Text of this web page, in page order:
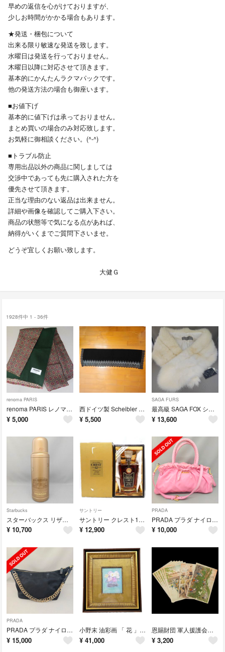
早めの返信を心がけておりますが、
少しお時間がかかる場合もあります。
★発送・梱包について
出来る限り敏速な発送を致します。
水曜日は発送を行っておりません。
木曜日以降に対応させて頂きます。
基本的にかんたんラクマパックです。
他の発送方法の場合も御座います。
■お値下げ
基本的に値下げは承っておりません。
まとめ買いの場合のみ対応致します。
お気軽に御相談ください。(^-^)
■トラブル防止
専用出品以外の商品に関しましては
交渉中であっても先に購入された方を
優先させて頂きます。
正当な理由のない返品は出来ません。
詳細や画像を確認してご購入下さい。
商品の状態等で気になる点があれば、
納得がいくまでご質問下さいませ。
どうぞ宜しくお願い致します。
大健Ｇ
1928件中 1 - 36件
renoma PARIS
renoma PARIS レノマ メンズストール メンズ マフラー Echarpes エシャルプ 31cm×138cm
¥ 5,000
西ドイツ製 Scheibler シャイブラー 刺繍 ベルベット レース ストール ブラックフォーマル ベロア オールド ビンテージ
¥ 5,500
SAGA FURS
最高級 SAGA FOX シャドウフォックス ストール サガフォックス 毛皮
¥ 13,600
Starbucks
スターバックス リザーブ ロースタリー 上海 限定 ステンレスボトル 水筒
¥ 10,700
サントリー
サントリー クレスト12年 向獅子 箱付き SUNTORY CREST 廃盤品
¥ 12,900
PRADA
PRADA プラダ ナイロン 2WAY バッグ ショルダー ハンドバッグ ピンク
¥ 10,000
PRADA
PRADA プラダ ナイロン ワンショルダー チェーン ショルダー ポーチ 黒
¥ 15,000
小野末 油彩画 「 花 」0号 洋画 絵画 絵 静物画 物故 小野 末
¥ 41,000
恩賜財団 軍人援護会兵庫県支部 大東亜戦争 一周年記念 郵便はがき 8枚
¥ 3,200